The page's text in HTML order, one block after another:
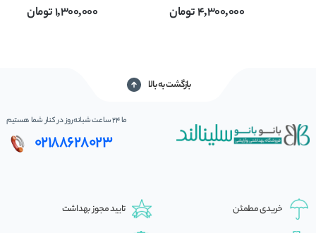
4,300,000تومان 1,300,000تومان
بازگشت به بالا
ما 24 ساعت شبانه‌روز در کنار شما هستیم
02188628023
خریدی مطمئن تایید مجوز بهداشت